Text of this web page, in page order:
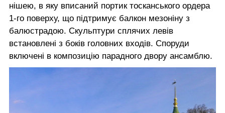
нішею, в яку вписаний портик тосканського ордера
1-го поверху, що підтримує балкон мезоніну з
балюстрадою. Скульптури сплячих левів
встановлені з боків головних входів. Споруди
включені в композицію парадного двору ансамблю.